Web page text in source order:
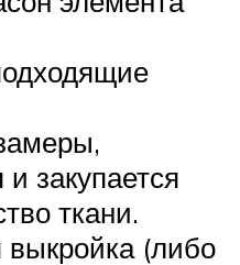
закупается
ткани.
выкройка (либо